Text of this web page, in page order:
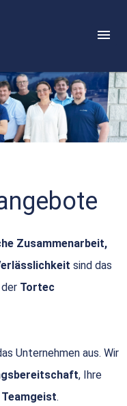
Zusammenarbeit,
sind das
Tortec
Unternehmen aus. Wir
, Ihre
Teamgeist.